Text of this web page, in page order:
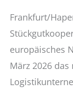
Frankfurt/
europäisches
März 2026